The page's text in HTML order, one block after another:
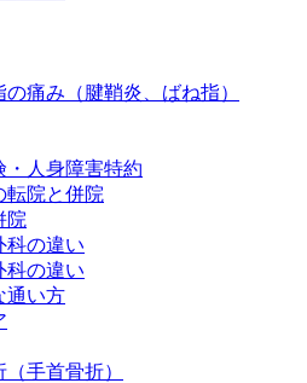
痛み（腱鞘炎、ばね指）
・人身障害特約
転院と併院
院
科の違い
科の違い
通い方
手首骨折）